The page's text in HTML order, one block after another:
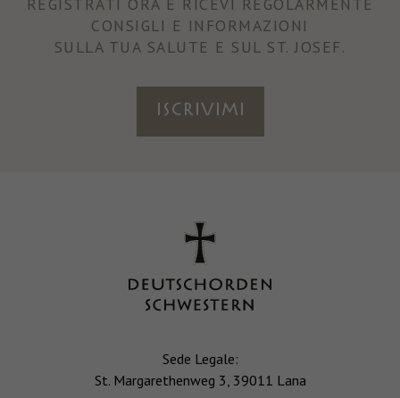
REGISTRATI ORA E RICEVI REGOLARMENTE
CONSIGLI E INFORMAZIONI
SULLA TUA SALUTE E SUL ST. JOSEF.
ISCRIVIMI
Sede Legale:
St. Margarethenweg 3, 39011 Lana